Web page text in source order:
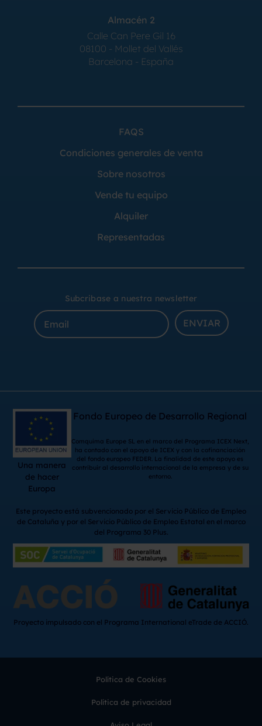
Almacén 2
Calle Can Pere Gil 16
08100 - Mollet del Vallés
Barcelona - España
FAQS
Condiciones generales de venta
Sobre nosotros
Vende tu equipo
Alquiler
Representadas
Subcribase a nuestra newsletter
ENVIAR
Una manera
de hacer
Europa
Fondo Europeo de Desarrollo Regional
Comquima Europe SL en el marco del Programa ICEX Next,
ha contado con el apoyo de ICEX y con la cofinanciación
del fondo europeo FEDER. La finalidad de este apoyo es
contribuir al desarrollo internacional de la empresa y de su
entorno.
Este proyecto está subvencionado por el Servicio Público de Empleo
de Cataluña y por el Servicio Público de Empleo Estatal en el marco
del Programa 30 Plus.
Proyecto impulsado con el Programa International eTrade de ACCIÓ.
Política de Cookies
Política de privacidad